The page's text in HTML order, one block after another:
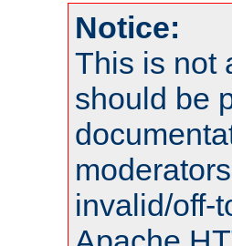
Notice:
This is not
should be
invalid/off-